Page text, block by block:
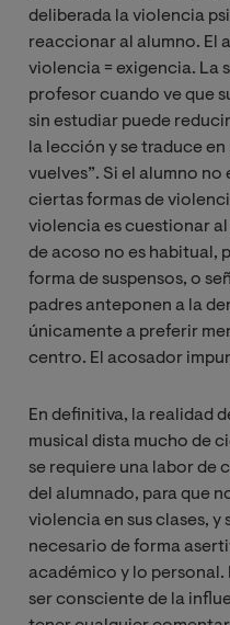
deliberada la violencia
reaccionar al alumno. El
violencia = exigencia. La
profesor cuando ve que
sin estudiar puede
la lección y se traduce
vuelves”. Si el alumno no
ciertas formas de
violencia es cuestionar
de acoso no es habitual,
forma de suspensos, o
padres anteponen a la
únicamente a preferir
centro. El acosador
En definitiva, la realidad
musical dista mucho de
se requiere una labor de
del alumnado, para que
violencia en sus clases, y
necesario de forma
académico y lo personal.
ser consciente de la